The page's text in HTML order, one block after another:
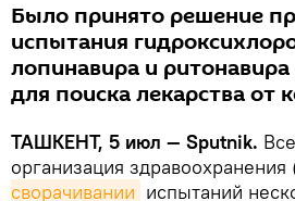
Было принято решение
испытания
лопинавира и
для поиска лекарства от
ТАШКЕНТ, 5 июл — Sputnik.
организация
сворачивании испытаний